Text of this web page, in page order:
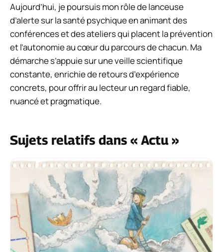
Aujourd’hui, je poursuis mon rôle de lanceuse
d’alerte sur la santé psychique en animant des
conférences et des ateliers qui placent la prévention
et l’autonomie au cœur du parcours de chacun. Ma
démarche s’appuie sur une veille scientifique
constante, enrichie de retours d’expérience
concrets, pour offrir au lecteur un regard fiable,
nuancé et pragmatique.
Sujets relatifs dans « Actu »